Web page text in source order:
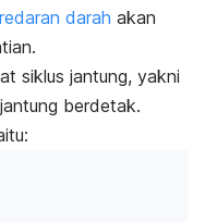
darah akan
siklus jantung, yakni
berdetak.